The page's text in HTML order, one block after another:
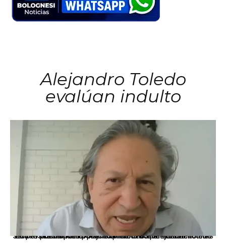
Alejandro Toledo
evalúan indulto
La presidenta Keiko Fujimori informó que la solicitud de indulto presentada por el expresidente Alejandro Toledo será evaluada por la Comisión de Gracias Presidenciales conforme al procedimiento establecido.